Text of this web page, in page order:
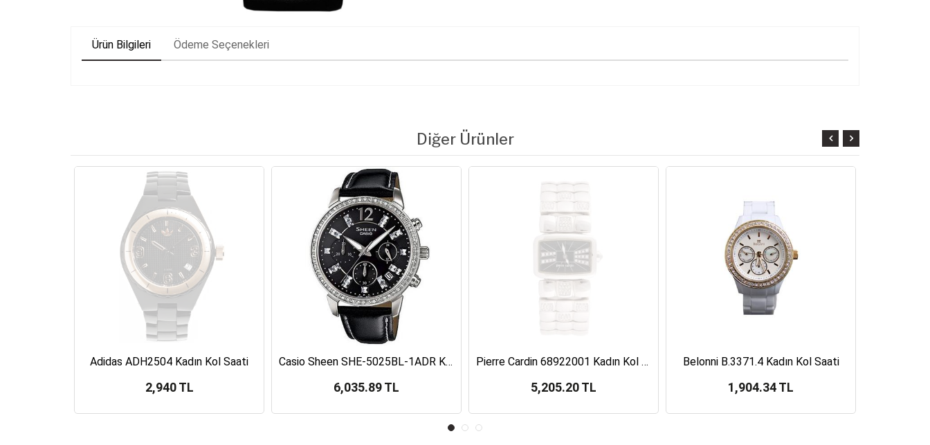
Ürün Bilgileri Ödeme Seçenekleri
Diğer Ürünler
Adidas ADH2504 Kadın Kol Saati
2,940 TL
Casio Sheen SHE-5025BL-1ADR Kadın Kol Saati
6,035.89 TL
Pierre Cardin 68922001 Kadın Kol Saati
5,205.20 TL
Belonni B.3371.4 Kadın Kol Saati
1,904.34 TL